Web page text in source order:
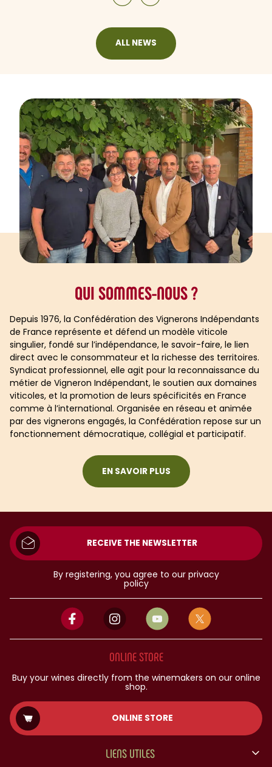
ALL NEWS
QUI SOMMES-NOUS ?
Depuis 1976, la Confédération des Vignerons Indépendants
de France représente et défend un modèle viticole
singulier, fondé sur l’indépendance, le savoir-faire, le lien
direct avec le consommateur et la richesse des territoires.
Syndicat professionnel, elle agit pour la reconnaissance du
métier de Vigneron Indépendant, le soutien aux domaines
viticoles, et la promotion de leurs spécificités en France
comme à l’international. Organisée en réseau et animée
par des vignerons engagés, la Confédération repose sur un
fonctionnement démocratique, collégial et participatif.
EN SAVOIR PLUS
RECEIVE THE NEWSLETTER
By registering, you agree to our privacy
policy
ONLINE STORE
Buy your wines directly from the winemakers on our online
shop.
ONLINE STORE
LIENS UTILES